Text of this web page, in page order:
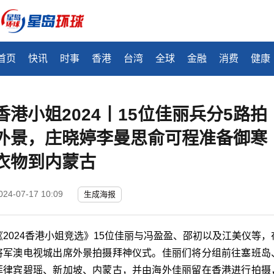
页 快讯 时事 香港 台湾 全球 金融 消费 健康
港小姐2024丨15位佳丽兵分5路拍
景，庄晓婷李曼思俞可程准备御寒
物到内蒙古
07-17 10:09 生成海报
2024香港小姐竞选》15位佳丽与冯盈盈、邵初以及江美仪等，
军澳电视城出席外景拍摄拜神仪式。佳丽们将分组前往塞班岛
律宾碧瑶、新加坡、内蒙古，并由海外佳丽留在香港进行拍摄